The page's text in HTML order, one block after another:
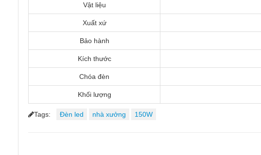
Vật liệu
Xuất xứ
Bảo hành
Kích thước
Chóa đèn
Khối lượng
Tags: Đèn led nhà xưởng 150W